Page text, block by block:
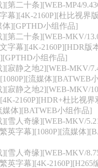
][第二十条][WEB-MP4/
幕][4K-2160P][杜比视界
体][GPTHD小组作品]
][第二十条][WEB-MKV/
字幕][4K-2160P][HDR版
小组作品]
][寂静之地2][WEB-MKV/
流媒体][BATWEB
][寂静之地2][WEB-MKV/
2160P][HDR+杜比视界
媒体][BATWEB小组作品]
][雪人奇缘][WEB-MKV/
英字幕][1080P][流媒体
][雪人奇缘][WEB-MKV/
英字幕][4K-2160P][H265